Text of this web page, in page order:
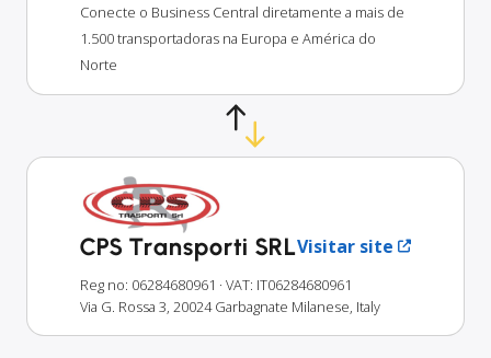
Conecte o Business Central diretamente a mais de
1.500 transportadoras na Europa e América do
Norte
CPS Transporti SRLVisitar site
Reg no: 06284680961 · VAT: IT06284680961
Via G. Rossa 3, 20024 Garbagnate Milanese, Italy